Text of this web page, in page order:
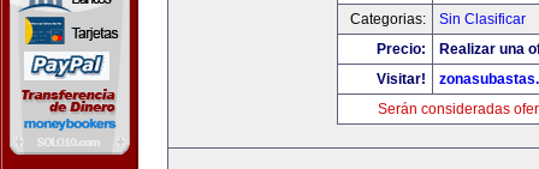
Categorias:
Sin Clasificar
Precio:
Realizar una
Visitar!
Serán consideradas